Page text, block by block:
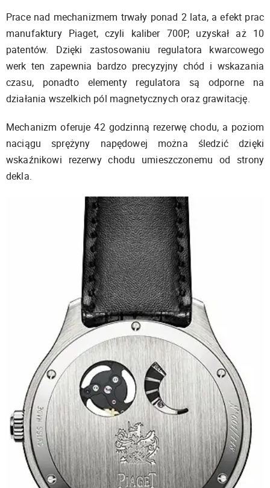
Prace nad mechanizmem trwały ponad 2 lata, a efekt prac
manufaktury Piaget, czyli kaliber 700P, uzyskał aż 10
patentów. Dzięki zastosowaniu regulatora kwarcowego
werk ten zapewnia bardzo precyzyjny chód i wskazania
czasu, ponadto elementy regulatora są odporne na
działania wszelkich pól magnetycznych oraz grawitację.
Mechanizm oferuje 42 godzinną rezerwę chodu, a poziom
naciągu sprężyny napędowej można śledzić dzięki
wskaźnikowi rezerwy chodu umieszczonemu od strony
dekla.